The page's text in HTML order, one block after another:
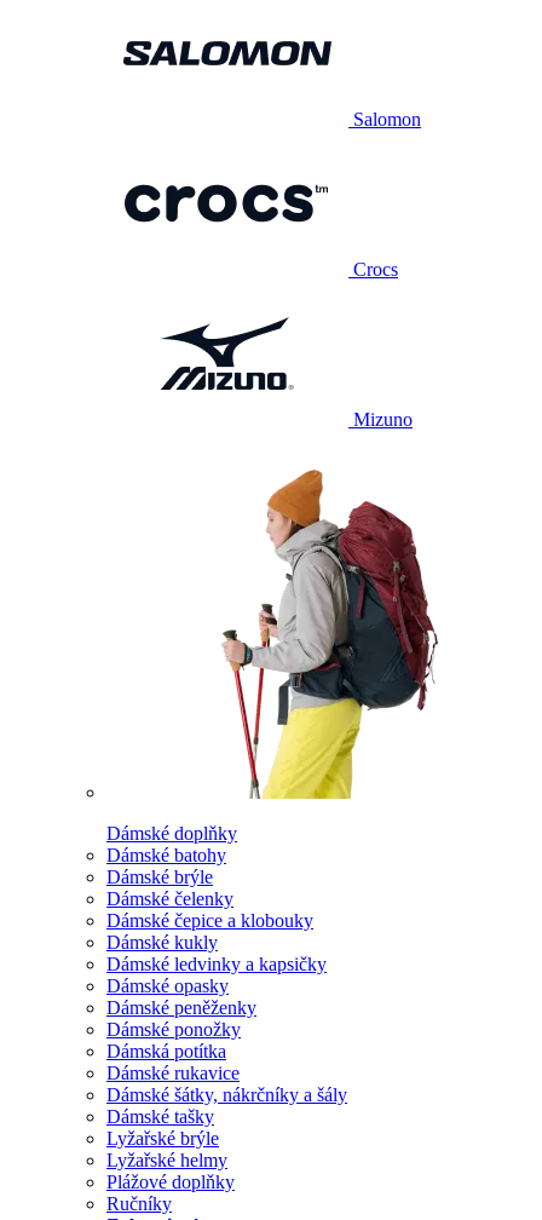
Salomon
Crocs
Mizuno
Dámské doplňky
Dámské batohy
Dámské brýle
Dámské čelenky
Dámské čepice a klobouky
Dámské kukly
Dámské ledvinky a kapsičky
Dámské opasky
Dámské peněženky
Dámské ponožky
Dámská potítka
Dámské rukavice
Dámské šátky, nákrčníky a šály
Dámské tašky
Lyžařské brýle
Lyžařské helmy
Plážové doplňky
Ručníky